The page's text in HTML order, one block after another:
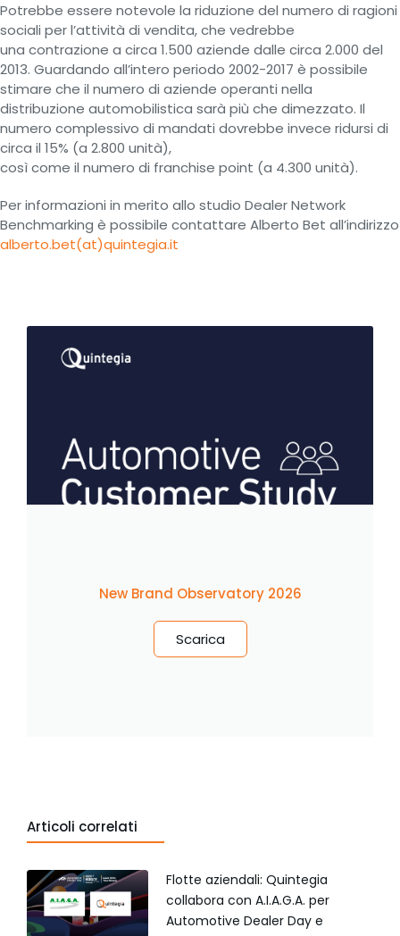
Potrebbe essere notevole la riduzione del numero di ragioni
sociali per l’attività di vendita, che vedrebbe
una contrazione a circa 1.500 aziende dalle circa 2.000 del
2013. Guardando all’intero periodo 2002-2017 è possibile
stimare che il numero di aziende operanti nella
distribuzione automobilistica sarà più che dimezzato. Il
numero complessivo di mandati dovrebbe invece ridursi di
circa il 15% (a 2.800 unità),
così come il numero di franchise point (a 4.300 unità).
Per informazioni in merito allo studio Dealer Network
Benchmarking è possibile contattare Alberto Bet all’indirizzo
alberto.bet(at)quintegia.it
New Brand Observatory 2026
Scarica
Articoli correlati
Flotte aziendali: Quintegia
collabora con A.I.A.G.A. per
Automotive Dealer Day e